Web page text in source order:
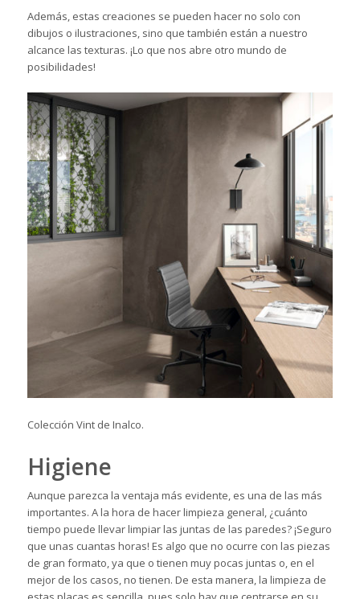
Además, estas creaciones se pueden hacer no solo con
dibujos o ilustraciones, sino que también están a nuestro
alcance las texturas. ¡Lo que nos abre otro mundo de
posibilidades!
Colección Vint de Inalco.
Higiene
Aunque parezca la ventaja más evidente, es una de las más
importantes. A la hora de hacer limpieza general, ¿cuánto
tiempo puede llevar limpiar las juntas de las paredes? ¡Seguro
que unas cuantas horas! Es algo que no ocurre con las piezas
de gran formato, ya que o tienen muy pocas juntas o, en el
mejor de los casos, no tienen. De esta manera, la limpieza de